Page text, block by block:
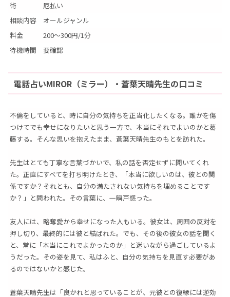
術
厄払い
相談内容
オールジャンル
料金
200～300円/1分
待機時間
要確認
電話占いMIROR（ミラー）・蒼葉天晴先生の口コミ
不倫をしていると、時に自分の気持ちを正当化したくなる。誰かを傷
つけてでも幸せになりたいと思う一方で、本当にそれでよいのかと葛
藤する。そんな思いを抱えたまま、蒼葉天晴先生のもとを訪れた。
先生はとても丁寧な言葉づかいで、私の話を否定せずに聞いてくれ
た。正直にすべてを打ち明けたとき、「本当に欲しいのは、彼との関
係ですか？それとも、自分の満たされない気持ちを埋めることです
か？」と問われた。その言葉に、一瞬戸惑った。
友人には、略奪愛から幸せになった人もいる。彼女は、周囲の反対を
押し切り、最終的には彼と結ばれた。でも、その後の彼女の話を聞く
と、常に「本当にこれでよかったのか」と迷いながら過ごしているよ
うだった。その姿を見て、私はふと、自分の気持ちを見直す必要があ
るのではないかと感じた。
蒼葉天晴先生は「良かれと思っていることが、元彼との復縁には逆効